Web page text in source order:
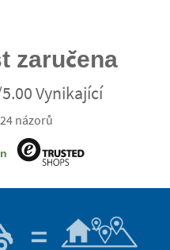
zaručena
Vynikající
názorů